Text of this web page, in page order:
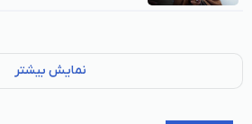
نمایش بیشتر